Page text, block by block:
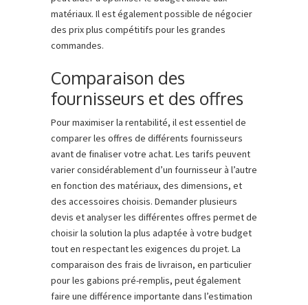
matériaux. Il est également possible de négocier
des prix plus compétitifs pour les grandes
commandes.
Comparaison des
fournisseurs et des offres
Pour maximiser la rentabilité, il est essentiel de
comparer les offres de différents fournisseurs
avant de finaliser votre achat. Les tarifs peuvent
varier considérablement d’un fournisseur à l’autre
en fonction des matériaux, des dimensions, et
des accessoires choisis. Demander plusieurs
devis et analyser les différentes offres permet de
choisir la solution la plus adaptée à votre budget
tout en respectant les exigences du projet. La
comparaison des frais de livraison, en particulier
pour les gabions pré-remplis, peut également
faire une différence importante dans l’estimation